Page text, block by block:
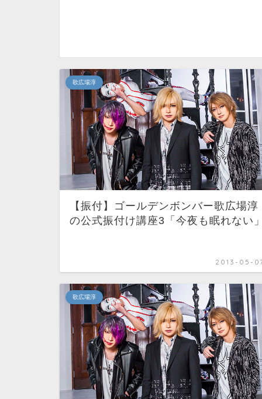
歌広場淳
【振付】ゴールデンボンバー歌広場淳
の公式振付け講座3「今夜も眠れない」
2013-05-
歌広場淳